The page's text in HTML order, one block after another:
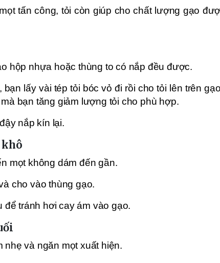
tấn công, tỏi còn giúp cho chất lượng gạo
hộp nhựa hoặc thùng to có nắp đều được.
lấy vài tép tỏi bóc vỏ đi rồi cho tỏi lên trên
bạn tăng giảm lượng tỏi cho phù hợp.
nắp kín lại.
khô
mọt không dám đến gần.
cho vào thùng gạo.
để tránh hơi cay ám vào gạo.
nhẹ và ngăn mọt xuất hiện.